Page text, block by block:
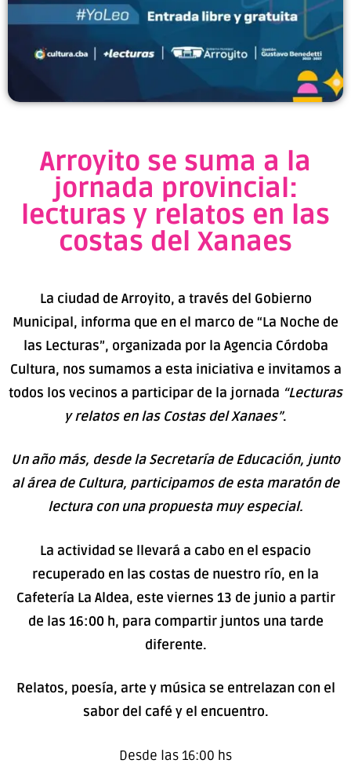
Arroyito se suma a la
jornada provincial:
lecturas y relatos en las
costas del Xanaes
La ciudad de Arroyito, a través del Gobierno
Municipal, informa que en el marco de “La Noche de
las Lecturas”, organizada por la Agencia Córdoba
Cultura, nos sumamos a esta iniciativa e invitamos a
todos los vecinos a participar de la jornada “Lecturas
y relatos en las Costas del Xanaes”.
Un año más, desde la Secretaría de Educación, junto
al área de Cultura, participamos de esta maratón de
lectura con una propuesta muy especial.
La actividad se llevará a cabo en el espacio
recuperado en las costas de nuestro río, en la
Cafetería La Aldea, este viernes 13 de junio a partir
de las 16:00 h, para compartir juntos una tarde
diferente.
Relatos, poesía, arte y música se entrelazan con el
sabor del café y el encuentro.
Desde las 16:00 hs